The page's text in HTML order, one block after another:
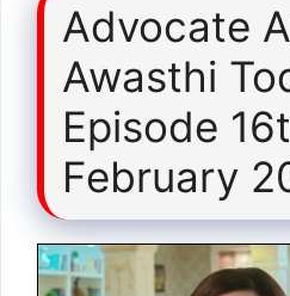
Advocate
Awasthi
Episode
February